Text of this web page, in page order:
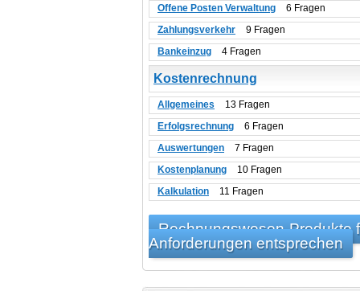
Offene Posten Verwaltung
6 Fragen
Zahlungsverkehr
9 Fragen
Bankeinzug
4 Fragen
Kostenrechnung
Allgemeines
13 Fragen
Erfolgsrechnung
6 Fragen
Auswertungen
7 Fragen
Kostenplanung
10 Fragen
Kalkulation
11 Fragen
Rechnungswesen-Produkte
Anforderungen entsprechen